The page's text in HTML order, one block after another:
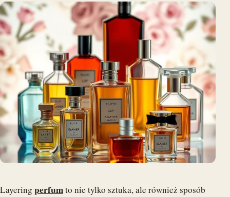
Layering perfumto nie tylko sztuka, ale również sposób